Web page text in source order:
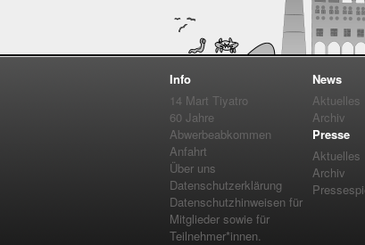
Info
14 Mart Tiyatro
60 Jahre
Abwerbeabkommen
Anfahrt
Über uns
Datenschutzerklärung
Datenschutzhinweisen für
Mitglieder sowie für
Teilnehmer*innen.
News
Aktuelles
Archiv
Presse
Aktuelles
Archiv